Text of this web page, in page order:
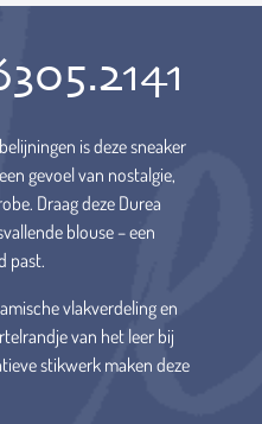
is deze sneaker
gevoel van nostalgie,
Draag deze Durea
blouse – een
past.
vlakverdeling en
van het leer bij
stikwerk maken deze